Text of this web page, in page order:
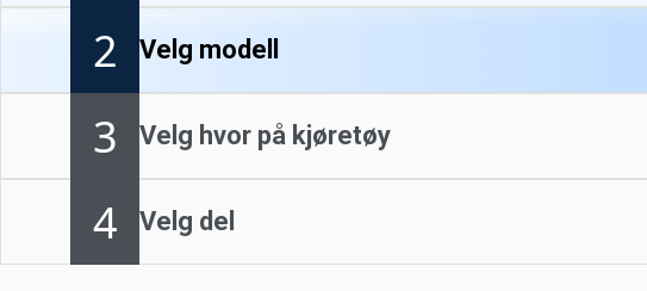
2 Velg modell
3 Velg hvor på kjøretøy
4 Velg del